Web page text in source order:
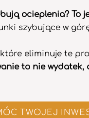
ocieplenia? To
szybujące w
eliminuje te
to nie wydatek,
TWOJEJ